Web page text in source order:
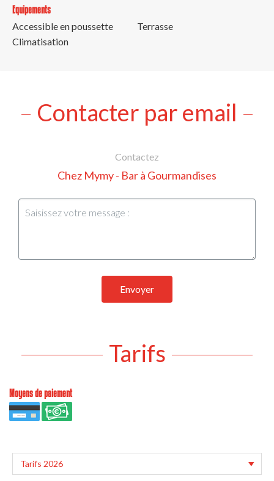
Equipements
Accessible en poussette
Climatisation
Terrasse
Contacter par email
Contactez
Chez Mymy - Bar à Gourmandises
Envoyer
Tarifs
Moyens de paiement